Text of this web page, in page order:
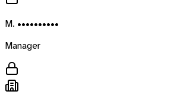
M. ••••••••••
Manager